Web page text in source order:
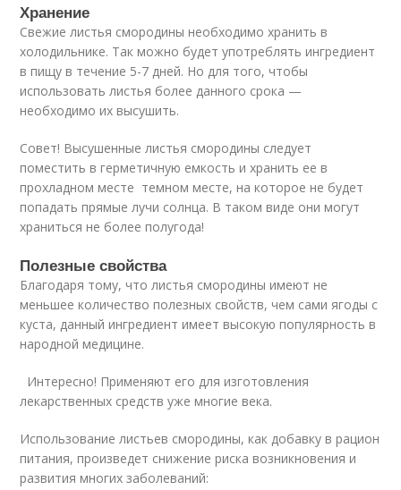
Хранение
Свежие листья смородины необходимо хранить в
холодильнике. Так можно будет употреблять ингредиент
в пищу в течение 5-7 дней. Но для того, чтобы
использовать листья более данного срока —
необходимо их высушить.
Совет! Высушенные листья смородины следует
поместить в герметичную емкость и хранить ее в
прохладном месте темном месте, на которое не будет
попадать прямые лучи солнца. В таком виде они могут
храниться не более полугода!
Полезные свойства
Благодаря тому, что листья смородины имеют не
меньшее количество полезных свойств, чем сами ягоды с
куста, данный ингредиент имеет высокую популярность в
народной медицине.
Интересно! Применяют его для изготовления
лекарственных средств уже многие века.
Использование листьев смородины, как добавку в рацион
питания, произведет снижение риска возникновения и
развития многих заболеваний: